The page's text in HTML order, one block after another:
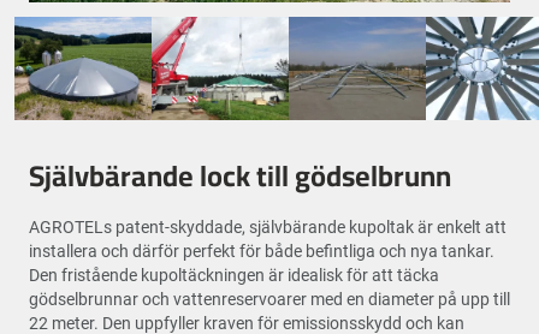
Självbärande lock till gödselbrunn
AGROTELs patent-skyddade, självbärande kupoltak är enkelt att
installera och därför perfekt för både befintliga och nya tankar.
Den fristående kupoltäckningen är idealisk för att täcka
gödselbrunnar och vattenreservoarer med en diameter på upp till
22 meter. Den uppfyller kraven för emissionsskydd och kan